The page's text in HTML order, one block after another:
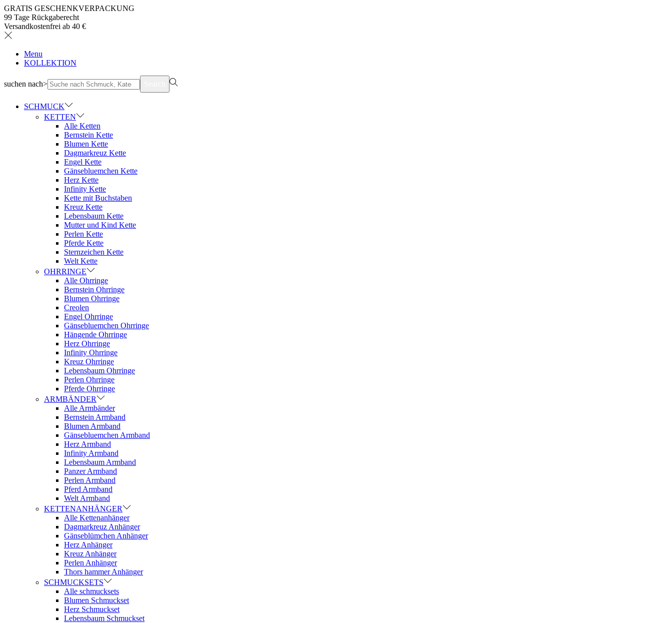
GRATIS GESCHENKVERPACKUNG
99 Tage Rückgaberecht
Versandkostenfrei ab 40 €
Menu
KOLLEKTION
suchen nach>
SCHMUCK
KETTEN
Alle Ketten
Bernstein Kette
Blumen Kette
Dagmarkreuz Kette
Engel Kette
Gänsebluemchen Kette
Herz Kette
Infinity Kette
Kette mit Buchstaben
Kreuz Kette
Lebensbaum Kette
Mutter und Kind Kette
Perlen Kette
Pferde Kette
Sternzeichen Kette
Welt Kette
OHRRINGE
Alle Ohrringe
Bernstein Ohrringe
Blumen Ohrringe
Creolen
Engel Ohrringe
Gänsebluemchen Ohrringe
Hängende Ohrringe
Herz Ohrringe
Infinity Ohrringe
Kreuz Ohrringe
Lebensbaum Ohrringe
Perlen Ohrringe
Pferde Ohrringe
ARMBÄNDER
Alle Armbänder
Bernstein Armband
Blumen Armband
Gänsebluemchen Armband
Herz Armband
Infinity Armband
Lebensbaum Armband
Panzer Armband
Perlen Armband
Pferd Armband
Welt Armband
KETTENANHÄNGER
Alle Kettenanhänger
Dagmarkreuz Anhänger
Gänseblümchen Anhänger
Herz Anhänger
Kreuz Anhänger
Perlen Anhänger
Thors hammer Anhänger
SCHMUCKSETS
Alle schmucksets
Blumen Schmuckset
Herz Schmuckset
Lebensbaum Schmuckset